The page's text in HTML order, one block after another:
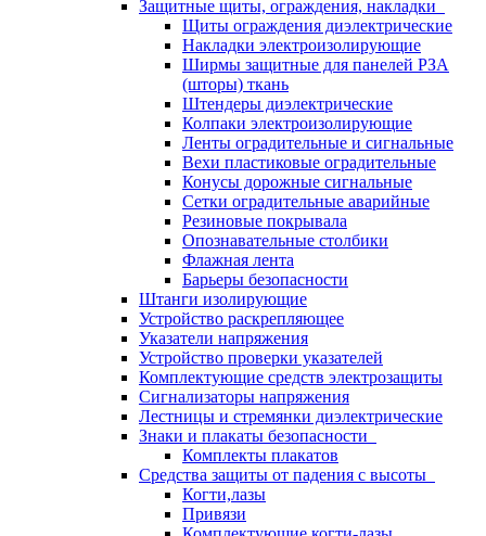
Защитные щиты, ограждения, накладки
Щиты ограждения диэлектрические
Накладки электроизолирующие
Ширмы защитные для панелей РЗА
(шторы) ткань
Штендеры диэлектрические
Колпаки электроизолирующие
Ленты оградительные и сигнальные
Вехи пластиковые оградительные
Конусы дорожные сигнальные
Сетки оградительные аварийные
Резиновые покрывала
Опознавательные столбики
Флажная лента
Барьеры безопасности
Штанги изолирующие
Устройство раскрепляющее
Указатели напряжения
Устройство проверки указателей
Комплектующие средств электрозащиты
Сигнализаторы напряжения
Лестницы и стремянки диэлектрические
Знаки и плакаты безопасности
Комплекты плакатов
Средства защиты от падения с высоты
Когти,лазы
Привязи